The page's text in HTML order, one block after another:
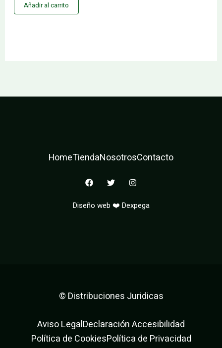
Añadir al carrito
HomeTiendaNosotrosContacto
F
a
e
b
T
w
t
I
n
t
a
Diseño web ❤️ Dexpega
© Distribuciones Juridicas
Aviso LegalDeclaración Accesibilidad
Política de CookiesPolítica de Privacidad